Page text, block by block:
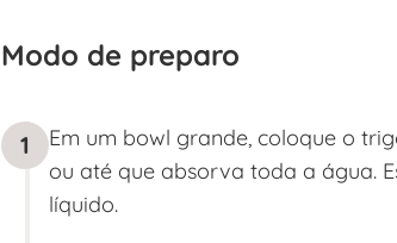
Modo de preparo
1
Em um bowl grande, coloque o
ou até que absorva toda a água.
líquido.